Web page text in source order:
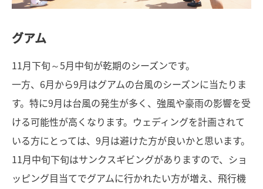
グアム
11月下旬～5月中旬が乾期のシーズンです。
一方、6月から9月はグアムの台風のシーズンに当たりま
す。特に9月は台風の発生が多く、強風や豪雨の影響を受
ける可能性が高くなります。ウェディングを計画されて
いる方にとっては、9月は避けた方が良いかと思います。
11月中旬下旬はサンクスギビングがありますので、ショ
ッピング目当てでグアムに行かれたい方が増え、飛行機